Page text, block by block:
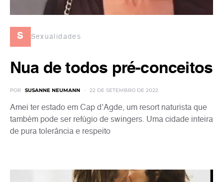
s Sexualidades
Nua de todos pré-conceitos
POR SUSANNE NEUMANN 22 DE SETEMBRO DE 2022
Amei ter estado em Cap d’Agde, um resort naturista que
também pode ser refúgio de swingers. Uma cidade inteira
de pura tolerância e respeito